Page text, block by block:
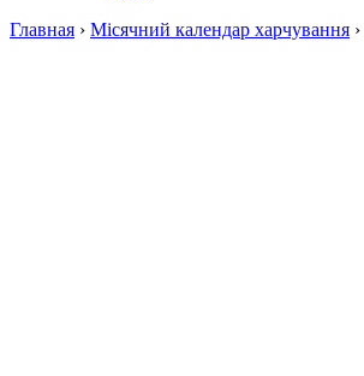
Главная › Місячний календар харчування ›